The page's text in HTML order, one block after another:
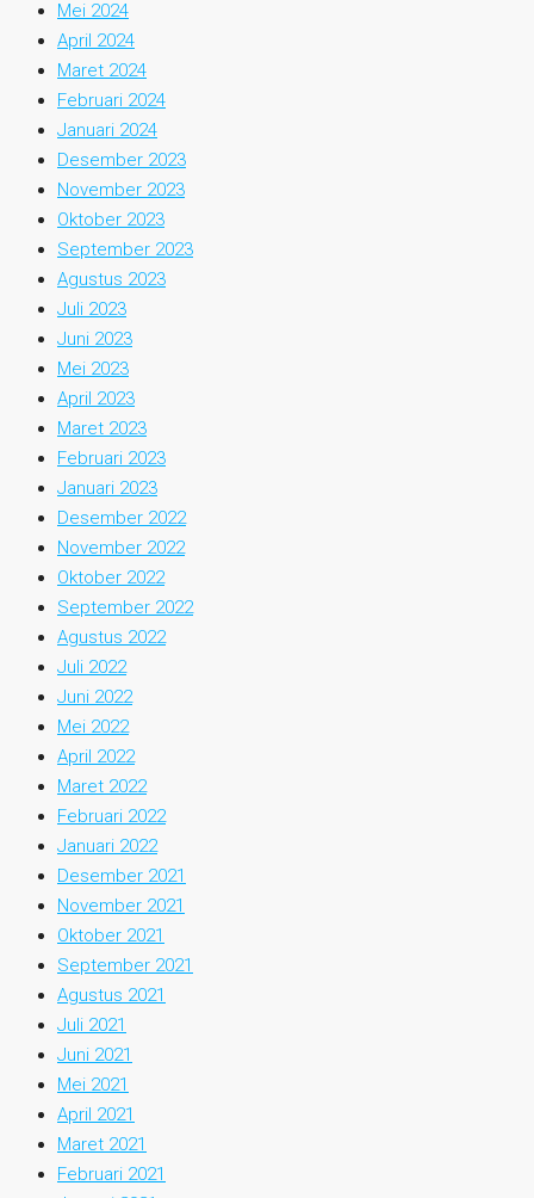
Mei 2024
April 2024
Maret 2024
Februari 2024
Januari 2024
Desember 2023
November 2023
Oktober 2023
September 2023
Agustus 2023
Juli 2023
Juni 2023
Mei 2023
April 2023
Maret 2023
Februari 2023
Januari 2023
Desember 2022
November 2022
Oktober 2022
September 2022
Agustus 2022
Juli 2022
Juni 2022
Mei 2022
April 2022
Maret 2022
Februari 2022
Januari 2022
Desember 2021
November 2021
Oktober 2021
September 2021
Agustus 2021
Juli 2021
Juni 2021
Mei 2021
April 2021
Maret 2021
Februari 2021